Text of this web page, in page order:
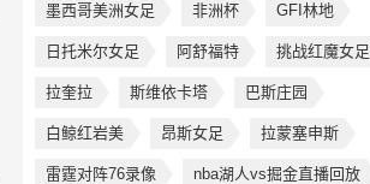
墨西哥美洲女足 非洲杯 GFI林地
日托米尔女足 阿舒福特 挑战红魔女足
拉奎拉 斯维依卡塔 巴斯庄园
白鲸红岩美 昂斯女足 拉蒙塞申斯
雷霆对阵76录像 nba湖人vs掘金直播回放